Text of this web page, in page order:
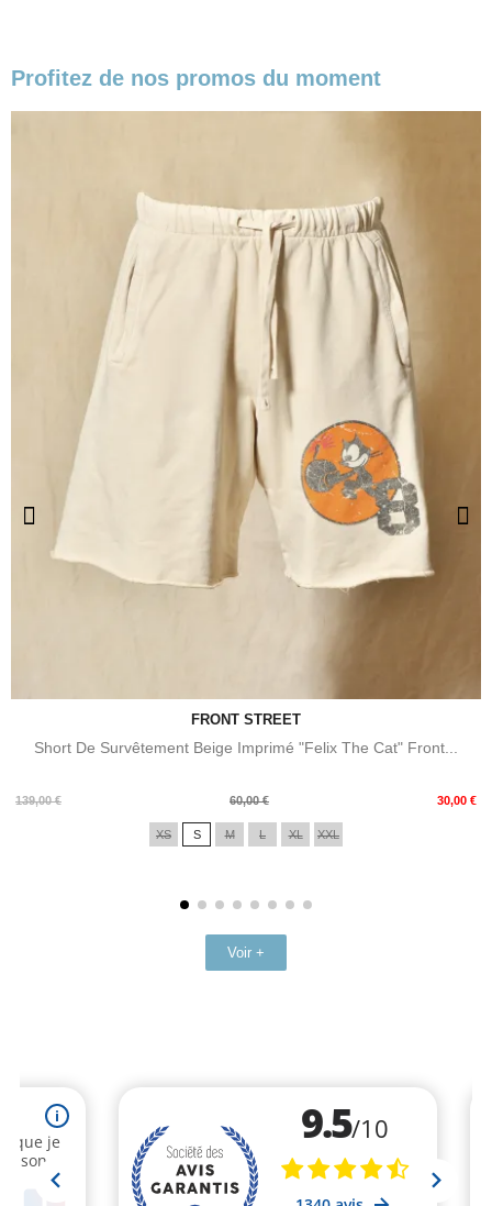
Profitez de nos promos du moment
FRONT STREET
Short De Survêtement Beige Imprimé "Felix The Cat" Front...
139,00 €
Prix
60,00 € 30,00 €
Prix
XS S M L XL XXL
Voir +